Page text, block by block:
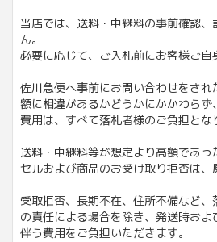
当店では、送料・中継料の事前確認
ん。
必要に応じて、ご入札前にお客様ご
佐川急便へ事前にお問い合わせをさ
額に相違があるかどうかにかかわら
費用は、すべて落札者様のご負担とな
送料・中継料等が想定より高額であ
セルおよび商品のお受け取り拒否は
受取拒否、長期不在、住所不備など
の責任による場合を除き、発送時お
伴う費用をご負担いただきます。